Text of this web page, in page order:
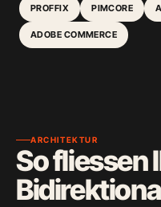
PROFFIX PIMCORE
ADOBE COMMERCE
ARCHITEKTUR
So fliessen